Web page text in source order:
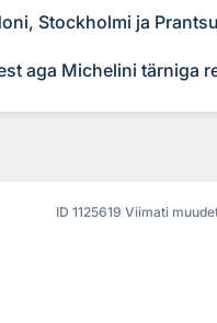
Stockholmi ja
aga Michelini tärniga
ID 1125619 Viimati